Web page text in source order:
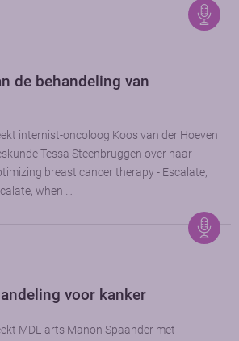
de behandeling van
internist-oncoloog Koos van der Hoeven
Tessa Steenbruggen over haar
breast cancer therapy - Escalate,
when …
voor kanker
MDL-arts Manon Spaander met